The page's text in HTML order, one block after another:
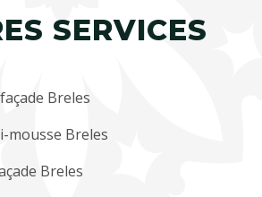
SERVICES
Breles
mousse Breles
Breles